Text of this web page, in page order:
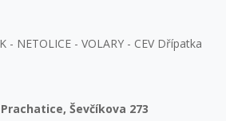
- NETOLICE - VOLARY - CEV Dřípatka
Ševčíkova 273